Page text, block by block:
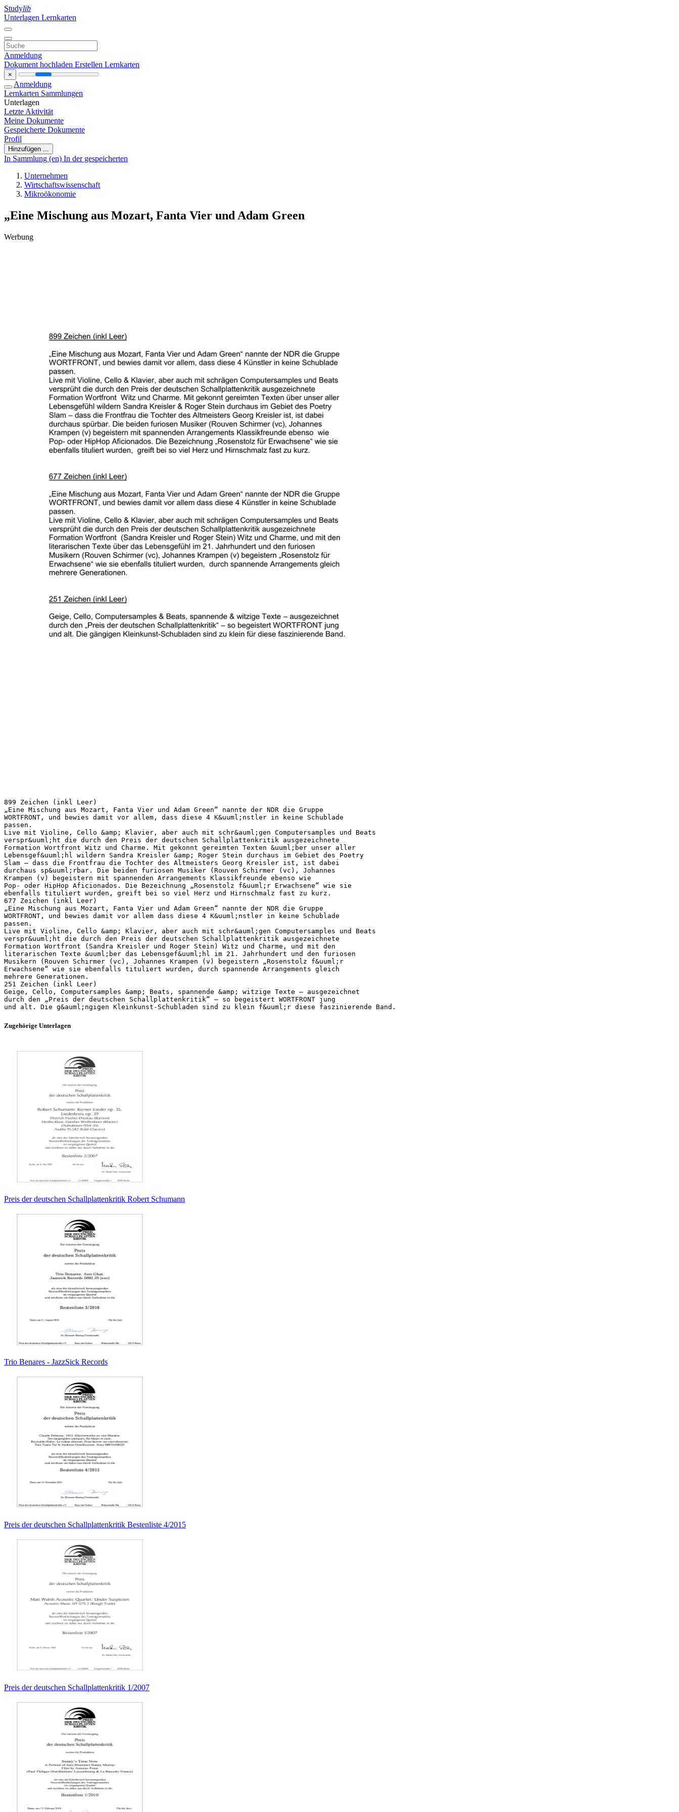
Studylib
Unterlagen Lernkarten
Anmeldung
Dokument hochladen Erstellen Lernkarten
×
Anmeldung
Lernkarten Sammlungen
Unterlagen
Letzte Aktivität
Meine Dokumente
Gespeicherte Dokumente
Profil
Hinzufügen ...
In Sammlung (en) In der gespeicherten
Unternehmen
Wirtschaftswissenschaft
Mikroökonomie
„Eine Mischung aus Mozart, Fanta Vier und Adam Green
Werbung
899 Zeichen (inkl Leer)
„Eine Mischung aus Mozart, Fanta Vier und Adam Green“ nannte der NDR die Gruppe
WORTFRONT, und bewies damit vor allem, dass diese 4 K&uuml;nstler in keine Schublade
passen.
Live mit Violine, Cello &amp; Klavier, aber auch mit schr&auml;gen Computersamples und Beats
verspr&uuml;ht die durch den Preis der deutschen Schallplattenkritik ausgezeichnete
Formation Wortfront Witz und Charme. Mit gekonnt gereimten Texten &uuml;ber unser aller
Lebensgef&uuml;hl wildern Sandra Kreisler &amp; Roger Stein durchaus im Gebiet des Poetry
Slam – dass die Frontfrau die Tochter des Altmeisters Georg Kreisler ist, ist dabei
durchaus sp&uuml;rbar. Die beiden furiosen Musiker (Rouven Schirmer (vc), Johannes
Krampen (v) begeistern mit spannenden Arrangements Klassikfreunde ebenso wie
Pop- oder HipHop Aficionados. Die Bezeichnung „Rosenstolz f&uuml;r Erwachsene“ wie sie
ebenfalls tituliert wurden, greift bei so viel Herz und Hirnschmalz fast zu kurz.
677 Zeichen (inkl Leer)
„Eine Mischung aus Mozart, Fanta Vier und Adam Green“ nannte der NDR die Gruppe
WORTFRONT, und bewies damit vor allem dass diese 4 K&uuml;nstler in keine Schublade
passen.
Live mit Violine, Cello &amp; Klavier, aber auch mit schr&auml;gen Computersamples und Beats
verspr&uuml;ht die durch den Preis der deutschen Schallplattenkritik ausgezeichnete
Formation Wortfront (Sandra Kreisler und Roger Stein) Witz und Charme, und mit den
literarischen Texte &uuml;ber das Lebensgef&uuml;hl im 21. Jahrhundert und den furiosen
Musikern (Rouven Schirmer (vc), Johannes Krampen (v) begeistern „Rosenstolz f&uuml;r
Erwachsene“ wie sie ebenfalls tituliert wurden, durch spannende Arrangements gleich
mehrere Generationen.
251 Zeichen (inkl Leer)
Geige, Cello, Computersamples &amp; Beats, spannende &amp; witzige Texte – ausgezeichnet
durch den „Preis der deutschen Schallplattenkritik“ – so begeistert WORTFRONT jung
Zugehörige Unterlagen
Preis der deutschen Schallplattenkritik Robert Schumann
Trio Benares - JazzSick Records
Preis der deutschen Schallplattenkritik Bestenliste 4/2015
Preis der deutschen Schallplattenkritik 1/2007